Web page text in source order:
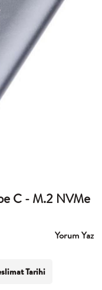
C - M.2 NVMe
Yorum Yaz
Tarihi